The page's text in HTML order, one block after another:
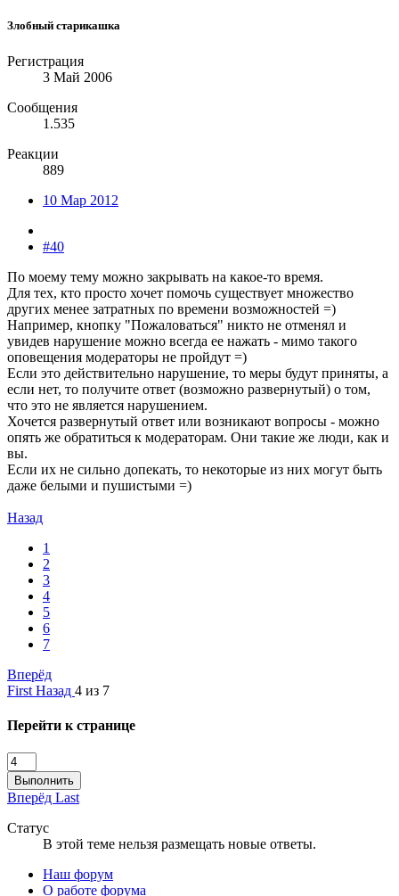
Злобный старикашка
Регистрация
3 Май 2006
Сообщения
1.535
Реакции
889
10 Мар 2012
#40
По моему тему можно закрывать на какое-то время.
Для тех, кто просто хочет помочь существует множество
других менее затратных по времени возможностей =)
Например, кнопку "Пожаловаться" никто не отменял и
увидев нарушение можно всегда ее нажать - мимо такого
оповещения модераторы не пройдут =)
Если это действительно нарушение, то меры будут приняты, а
если нет, то получите ответ (возможно развернутый) о том,
что это не является нарушением.
Хочется развернутый ответ или возникают вопросы - можно
опять же обратиться к модераторам. Они такие же люди, как и
вы.
Если их не сильно допекать, то некоторые из них могут быть
даже белыми и пушистыми =)
Назад
1
2
3
4
5
6
7
Вперёд
First Назад 4 из 7
Перейти к странице
Выполнить
Вперёд Last
Статус
В этой теме нельзя размещать новые ответы.
Наш форум
О работе форума